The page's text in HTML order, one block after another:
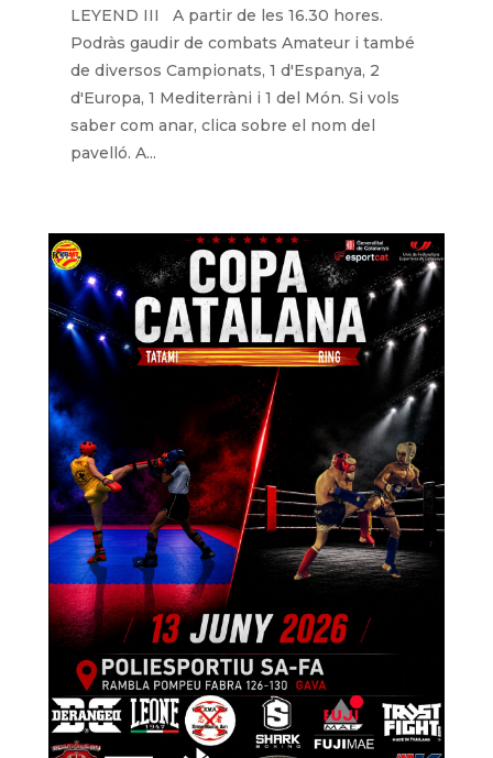
LEYEND III A partir de les 16.30 hores.
Podràs gaudir de combats Amateur i també
de diversos Campionats, 1 d'Espanya, 2
d'Europa, 1 Mediterràni i 1 del Món. Si vols
saber com anar, clica sobre el nom del
pavelló. A...